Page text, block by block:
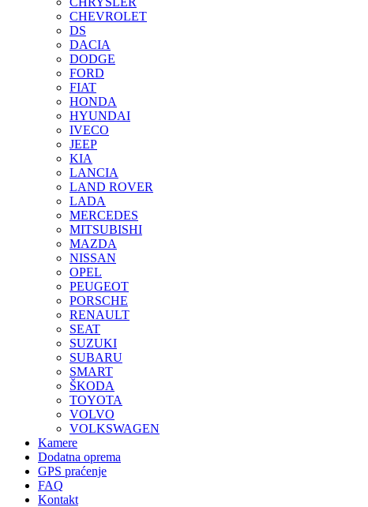
CHEVROLET
DS
DACIA
DODGE
FORD
FIAT
HONDA
HYUNDAI
IVECO
JEEP
KIA
LANCIA
LAND ROVER
LADA
MERCEDES
MITSUBISHI
MAZDA
NISSAN
OPEL
PEUGEOT
PORSCHE
RENAULT
SEAT
SUZUKI
SUBARU
SMART
ŠKODA
TOYOTA
VOLVO
VOLKSWAGEN
Kamere
Dodatna oprema
GPS praćenje
FAQ
Kontakt